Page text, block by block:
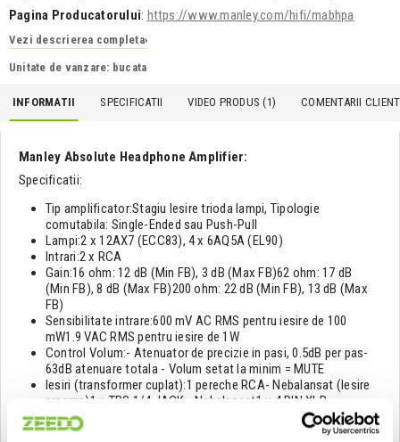
Pagina Producatorului: https://www.manley.com/hifi/mabhpa
Vezi descrierea completa›
Unitate de vanzare: bucata
INFORMATII SPECIFICATII VIDEO PRODUS (1) COMENTARII
Manley Absolute Headphone Amplifier:
Specificatii:
Tip amplificator:Stagiu Iesire trioda lampi, Tipologie
comutabila: Single-Ended sau Push-Pull
Lampi:2 x 12AX7 (ECC83), 4 x 6AQ5A (EL90)
Intrari:2 x RCA
Gain:16 ohm: 12 dB (Min FB), 3 dB (Max FB)62 ohm: 17 dB
(Min FB), 8 dB (Max FB)200 ohm: 22 dB (Min FB), 13 dB (Max
FB)
Sensibilitate intrare:600 mV AC RMS pentru iesire de 100
mW1.9 VAC RMS pentru iesire de 1W
Control Volum:- Atenuator de precizie in pasi, 0.5dB per pas-
63dB atenuare totala - Volum setat la minim = MUTE
Iesiri (transformer cuplat):1 pereche RCA- Nebalansat (Iesire
preamp)1 x TRS 1/4 JACK - Nebalansat1 x 4 PIN XLR -
Balansat
Impedanta iesire:Switchable: Low 12-50 Ohm, Mid 50-200